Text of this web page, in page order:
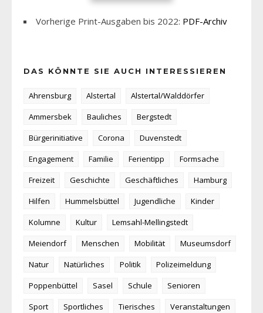
Vorherige Print-Ausgaben bis 2022: PDF-Archiv
DAS KÖNNTE SIE AUCH INTERESSIEREN
Ahrensburg Alstertal
Alstertal/Walddörfer
Ammersbek
Bauliches
Bergstedt
Bürgerinitiative
Corona
Duvenstedt
Engagement
Familie Ferientipp
Formsache
Freizeit
Geschichte Geschäftliches
Hamburg
Hilfen
Hummelsbüttel Jugendliche
Kinder
Kolumne
Kultur
Lemsahl-Mellingstedt
Meiendorf
Menschen Mobilität
Museumsdorf
Natur
Natürliches Politik
Polizeimeldung
Poppenbüttel
Sasel Schule
Senioren
Sport
Sportliches Tierisches
Veranstaltungen